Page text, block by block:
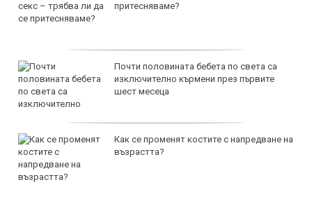
притесняваме?
Почти половината бебета по света са
изключително кърмени през първите
шест месеца
Как се променят костите с напредване на
възрастта?